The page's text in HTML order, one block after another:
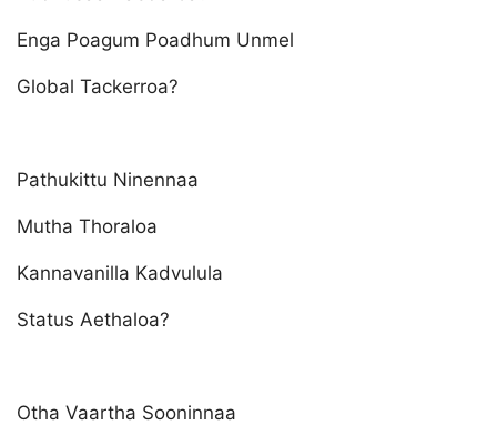
Enga Poagum Poadhum Unmel
Global Tackerroa?
Pathukittu Ninennaa
Mutha Thoraloa
Kannavanilla Kadvulula
Status Aethaloa?
Otha Vaartha Sooninnaa